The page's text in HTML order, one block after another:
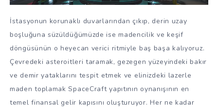
İstasyonun korunaklı duvarlarından çıkıp, derin uzay
boşluğuna süzüldüğümüzde ise madencilik ve keşif
döngüsünün o heyecan verici ritmiyle baş başa kalıyoruz.
Çevredeki asteroitleri taramak, gezegen yüzeyindeki bakır
ve demir yataklarını tespit etmek ve elinizdeki lazerle
maden toplamak SpaceCraft yapıtının oynanışının en
temel finansal gelir kapısını oluşturuyor. Her ne kadar